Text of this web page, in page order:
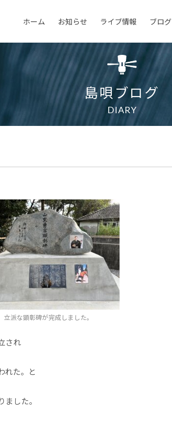
ホーム お知らせ ライブ情報 ブログ
島唄ブログ
DIARY
立派な顕彰碑が完成しました。
され
れた。と
した。